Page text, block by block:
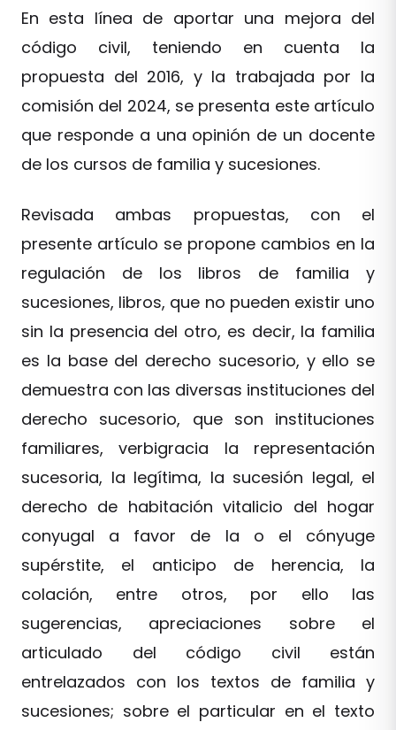
En esta línea de aportar una mejora del
código civil, teniendo en cuenta la
propuesta del 2016, y la trabajada por la
comisión del 2024, se presenta este artículo
que responde a una opinión de un docente
de los cursos de familia y sucesiones.
Revisada ambas propuestas, con el
presente artículo se propone cambios en la
regulación de los libros de familia y
sucesiones, libros, que no pueden existir uno
sin la presencia del otro, es decir, la familia
es la base del derecho sucesorio, y ello se
demuestra con las diversas instituciones del
derecho sucesorio, que son instituciones
familiares, verbigracia la representación
sucesoria, la legítima, la sucesión legal, el
derecho de habitación vitalicio del hogar
conyugal a favor de la o el cónyuge
supérstite, el anticipo de herencia, la
colación, entre otros, por ello las
sugerencias, apreciaciones sobre el
articulado del código civil están
entrelazados con los textos de familia y
sucesiones; sobre el particular en el texto